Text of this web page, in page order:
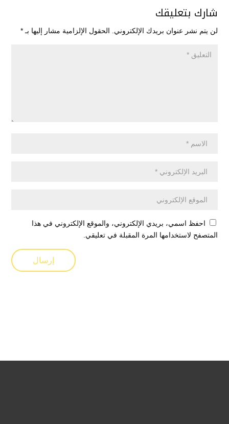
شارك بتعليقك
لن يتم نشر عنوان بريدك الإلكتروني. الحقول الإلزامية مشار إليها بـ *
احفظ اسمي، بريدي الإلكتروني، والموقع الإلكتروني في هذا
المتصفح لاستخدامها المرة المقبلة في تعليقي.